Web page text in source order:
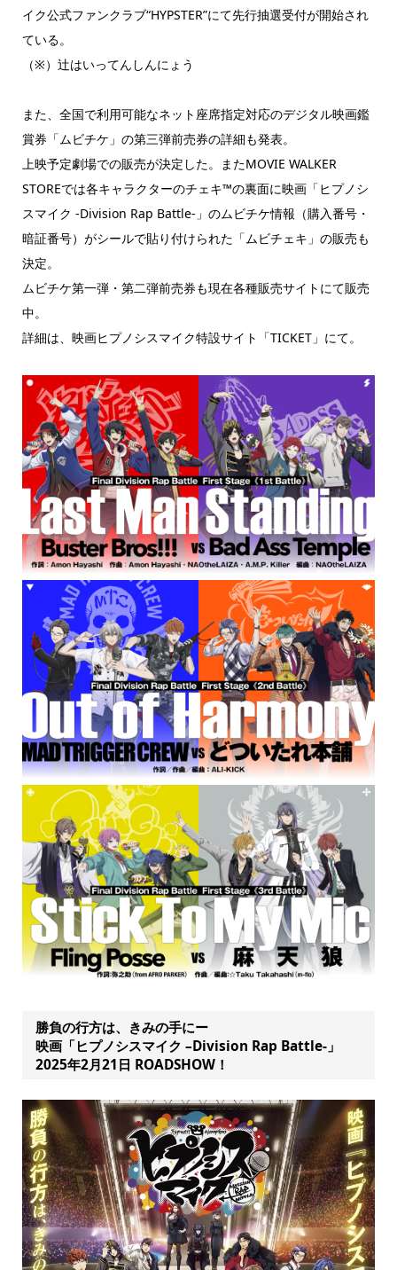
イク公式ファンクラブ“HYPSTER”にて先行抽選受付が開始され
ている。
（※）辻はいってんしんにょう
また、全国で利用可能なネット座席指定対応のデジタル映画鑑
賞券「ムビチケ」の第三弾前売券の詳細も発表。
上映予定劇場での販売が決定した。またMOVIE WALKER
STOREでは各キャラクターのチェキ™️の裏面に映画「ヒプノシ
スマイク -Division Rap Battle-」のムビチケ情報（購入番号・
暗証番号）がシールで貼り付けられた「ムビチェキ」の販売も
決定。
ムビチケ第一弾・第二弾前売券も現在各種販売サイトにて販売
中。
詳細は、映画ヒプノシスマイク特設サイト「TICKET」にて。
勝負の行方は、きみの手にー
映画「ヒプノシスマイク –Division Rap Battle-」
2025年2月21日 ROADSHOW！